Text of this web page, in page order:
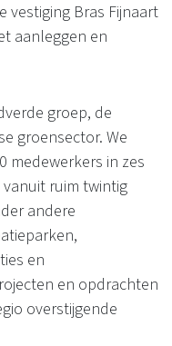
vestiging Bras Fijnaart
aanleggen en
groep, de
groensector. We
medewerkers in zes
ruim twintig
andere
en
en opdrachten
overstijgende